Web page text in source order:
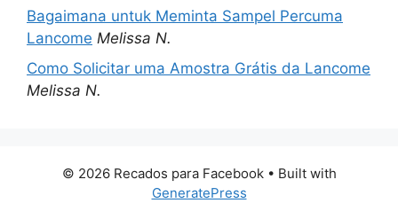
Bagaimana untuk Meminta Sampel Percuma
Lancome Melissa N.
Como Solicitar uma Amostra Grátis da Lancome
Melissa N.
© 2026 Recados para Facebook• Built with
GeneratePress